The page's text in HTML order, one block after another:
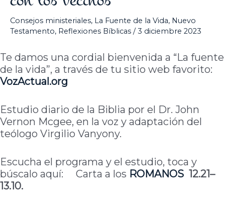
Consejos ministeriales, La Fuente de la Vida, Nuevo
Testamento, Reflexiones Bíblicas /3 diciembre 2023
Te damos una cordial bienvenida a “La fuente
de la vida”, a través de tu sitio web favorito:
VozActual.org
Estudio diario de la Biblia por el Dr. John
Vernon Mcgee, en la voz y adaptación del
teólogo Virgilio Vanyony.
Escucha el programa y el estudio, toca y
búscalo aquí: Carta a los ROMANOS 12.21–
13.10.